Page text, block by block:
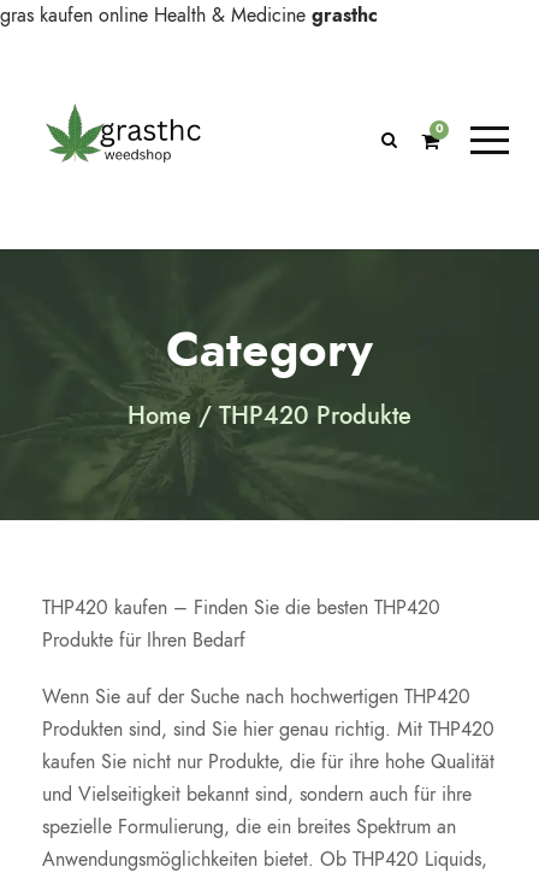
gras kaufen online Health & Medicine grasthc
0
Category
Home/ THP420 Produkte
THP420 kaufen – Finden Sie die besten THP420
Produkte für Ihren Bedarf
Wenn Sie auf der Suche nach hochwertigen THP420
Produkten sind, sind Sie hier genau richtig. Mit THP420
kaufen Sie nicht nur Produkte, die für ihre hohe Qualität
und Vielseitigkeit bekannt sind, sondern auch für ihre
spezielle Formulierung, die ein breites Spektrum an
Anwendungsmöglichkeiten bietet. Ob THP420 Liquids,